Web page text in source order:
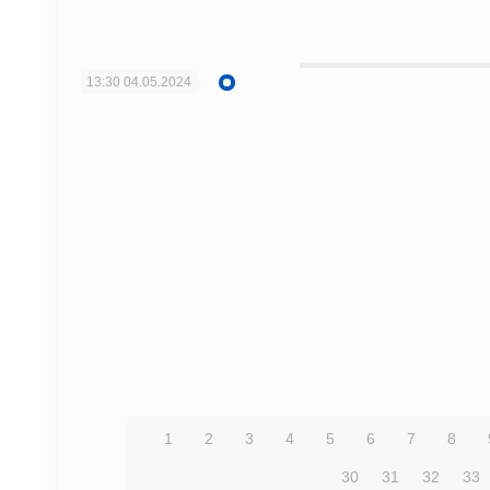
13:3004.05.2024
1 2 3 4 5 6 7 8
30 31 32 33